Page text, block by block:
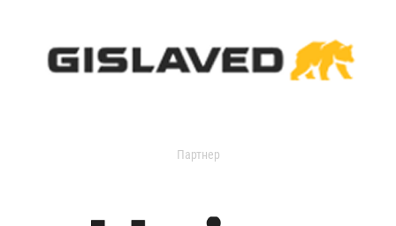
Партнер